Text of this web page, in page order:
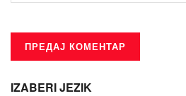
IZABERI JEZIK